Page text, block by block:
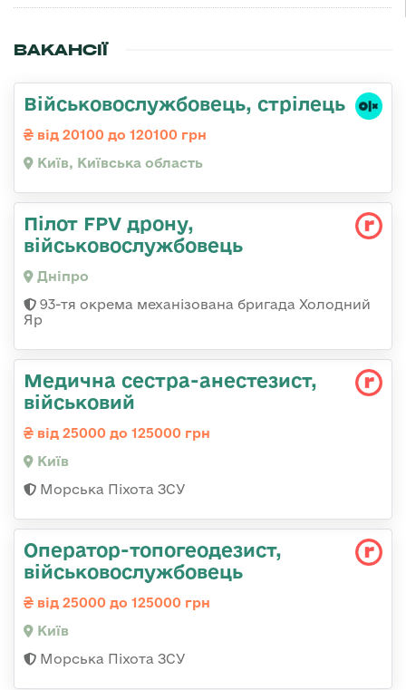
ВАКАНСІЇ
Військовослужбовець, стрілець
від 20100 до 120100 грн
Київ, Київська область
Пілот FPV дрону,
військовослужбовець
Дніпро
93-тя окрема механізована бригада Холодний
Яр
Медична сестpа-анестезист,
військовий
від 25000 до 125000 грн
Київ
Морська Піхота ЗСУ
Оператор-топогеодезист,
військовослужбовець
від 25000 до 125000 грн
Київ
Морська Піхота ЗСУ